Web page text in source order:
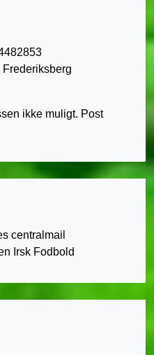
ikke muligt. Post
centralmail
Irsk Fodbold